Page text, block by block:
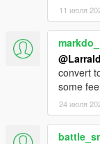
11 июля
convert
some
24 июля